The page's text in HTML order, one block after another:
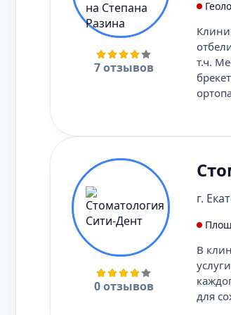
7 отзывов
т.ч.
0 отзывов
г.
В
для